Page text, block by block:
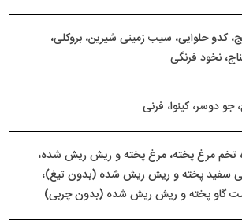
کدو حلوایی، سیب زمینی شیرین، بروکلی،
نخود فرنگی
جو دوسر، کینوا، فرنی
تخم مرغ پخته، مرغ پخته و ریش ریش شده،
سفید پخته و ریش ریش شده (بدون تیغ)،
گاو پخته و ریش ریش شده (بدون چربی)